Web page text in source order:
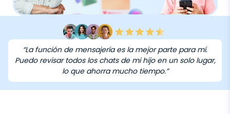
“La función de mensajería es la mejor parte para mí.
Puedo revisar todos los chats de mi hijo en un solo lugar,
lo que ahorra mucho tiempo.”